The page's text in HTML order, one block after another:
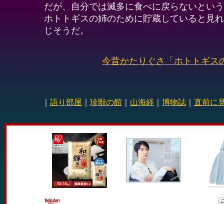
だが、自分では滅多に食べに戻らないとい
ホトトギスの姉のために貯蔵していると見
じそうだ。
今昔かたりぐさ「ホトトギス
語り部屋 珍獣の館 山海経 博物誌 直前に